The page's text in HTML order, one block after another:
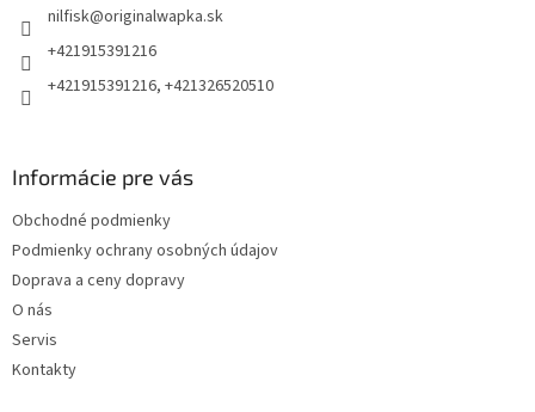
v
s
nilfisk@originalwapka.sk
+421915391216
+421915391216, +421326520510
Informácie pre vás
Obchodné podmienky
Podmienky ochrany osobných údajov
Doprava a ceny dopravy
O nás
Servis
Kontakty